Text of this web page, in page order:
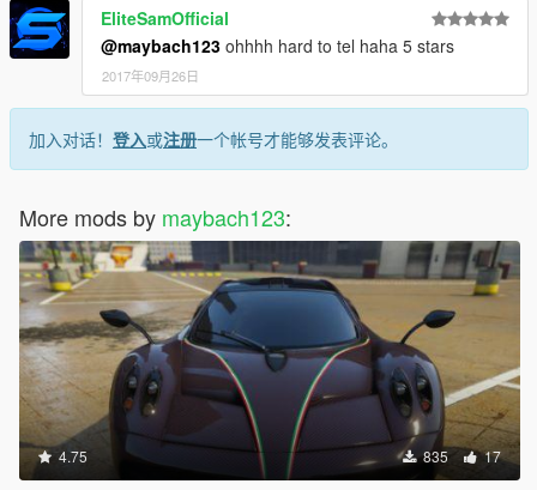
EliteSamOfficial
@maybach123 ohhhh hard to tel haha 5 stars
2017年09月26日
加入对话！ 登入或注册一个帐号才能够发表评论。
More mods by maybach123:
4.75 835 17